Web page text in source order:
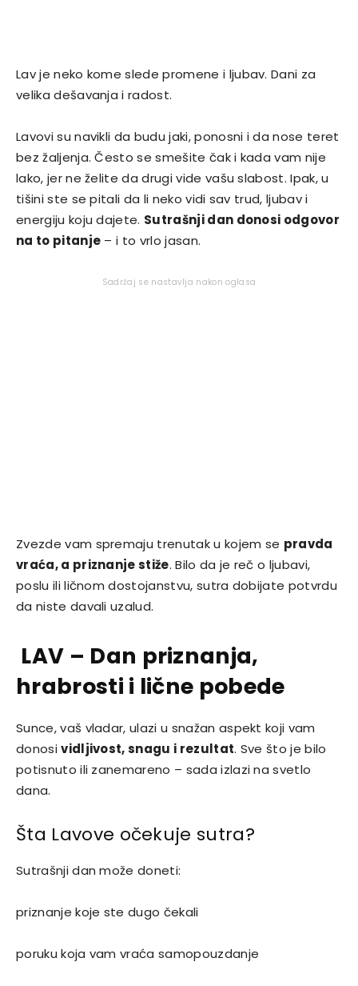
Lav je neko kome slede promene i ljubav. Dani za
velika dešavanja i radost.
Lavovi su navikli da budu jaki, ponosni i da nose teret
bez žaljenja. Često se smešite čak i kada vam nije
lako, jer ne želite da drugi vide vašu slabost. Ipak, u
tišini ste se pitali da li neko vidi sav trud, ljubav i
energiju koju dajete. Sutrašnji dan donosi odgovor
na to pitanje – i to vrlo jasan.
Sadržaj se nastavlja nakon oglasa
Zvezde vam spremaju trenutak u kojem se pravda
vraća, a priznanje stiže. Bilo da je reč o ljubavi,
poslu ili ličnom dostojanstvu, sutra dobijate potvrdu
da niste davali uzalud.
LAV – Dan priznanja,
hrabrosti i lične pobede
Sunce, vaš vladar, ulazi u snažan aspekt koji vam
donosividljivost, snagu i rezultat. Sve što je bilo
potisnuto ili zanemareno – sada izlazi na svetlo
dana.
Šta Lavove očekuje sutra?
Sutrašnji dan može doneti:
priznanje koje ste dugo čekali
poruku koja vam vraća samopouzdanje